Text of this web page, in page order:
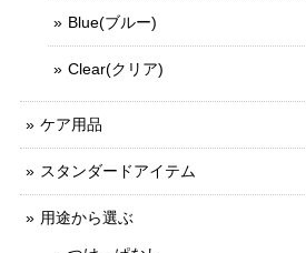
Blue(ブルー)
Clear(クリア)
ケア用品
スタンダードアイテム
用途から選ぶ